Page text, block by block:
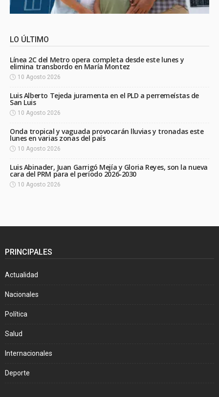
LO ÚLTIMO
Línea 2C del Metro opera completa desde este lunes y
elimina transbordo en María Montez
10 Agosto 2026
Luis Alberto Tejeda juramenta en el PLD a perremeístas de
San Luis
10 Agosto 2026
Onda tropical y vaguada provocarán lluvias y tronadas este
lunes en varias zonas del país
10 Agosto 2026
Luis Abinader, Juan Garrigó Mejía y Gloria Reyes, son la nueva
cara del PRM para el período 2026-2030
10 Agosto 2026
PRINCIPALES
Actualidad
Nacionales
Política
Salud
Internacionales
Deporte